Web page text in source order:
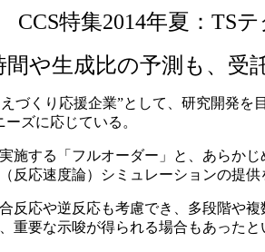
CCS特集2014年夏：TS
間や生成比の予測も、受
づくり応援企業”として、研究開発
ズに応じている。
する「フルオーダー」と、あらか
応速度論）シミュレーションの提供
応や逆反応も考慮でき、多段階や
要な示唆が得られる場合もあったと